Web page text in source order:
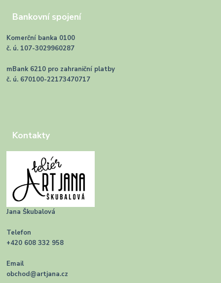
Bankovní spojení
Komerční banka 0100
č. ú. 107-3029960287
mBank 6210 pro zahraniční platby
č. ú. 670100-22173470717
Kontakty
Jana Škubalová
Telefon
+420 608 332 958
Email
obchod@artjana.cz